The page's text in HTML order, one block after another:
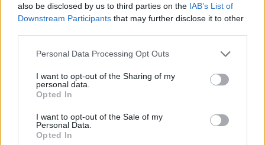
also be disclosed by us to third parties on the IAB’s List of
Downstream Participants that may further disclose it to other
Personal Data Processing Opt Outs
I want to opt-out of the Sharing of my
personal data.
Opted In
I want to opt-out of the Sale of my
Personal Data.
Opted In
Sodų g., automobilyje, rastas nenustatytos
tapatybės apie 25 m. amžiaus mirusios
Lrytasžiniomis, kūnas rastas
automobilio „Alfa Romeo“ priekinėje
sėdynėje. Automobilyje nejudančią moterį
pastebėjo praeiviai.